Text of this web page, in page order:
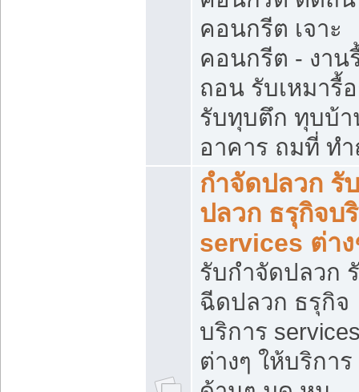
คอนกรีต เจาะ
คอนกรีต - งาน
ถอน รับเหมารื้
รับทุบตึก ทุบบ้า
อาคาร ถมที่ ท
กำจัดปลวก รั
ปลวก ธรุกิจบ
services ต่าง
รับกำจัดปลวก
ฉีดปลวก ธรุกิจ
บริการ
ต่างๆ ให้บริการ